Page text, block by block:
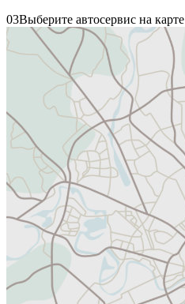
03Выберите автосервис на карте